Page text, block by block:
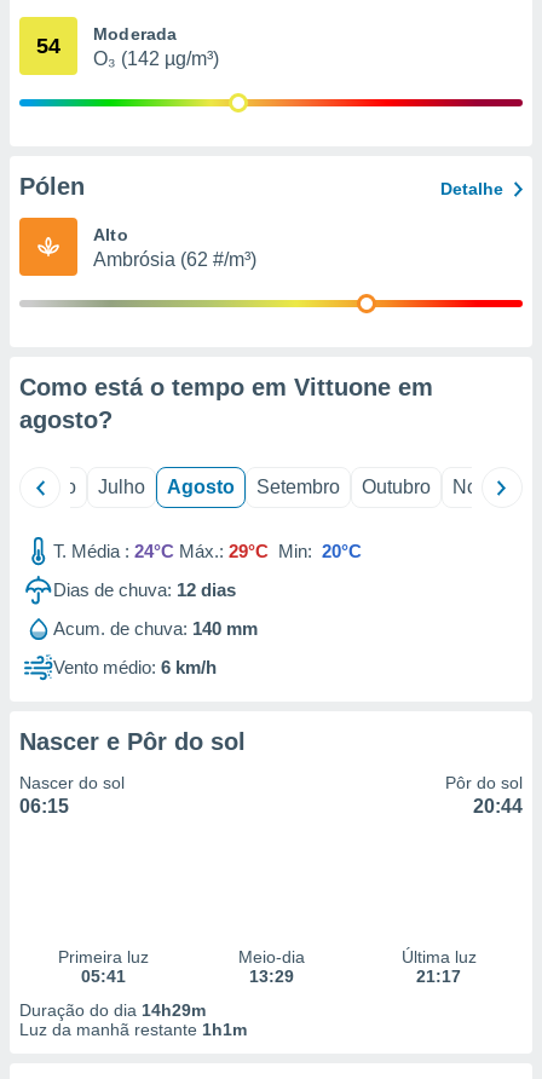
através
estudos
1199
54 Moderada
O₃ (142 µg/m³)
Pólen Detalhe
Alto
Ambrósia (62 #/m³)
Como está o tempo em Vittuone em
agosto?
Junho Julho Agosto Setembro Outubro Novembro
T. Média : 24°C Máx.: 29°C Min: 20°C
Dias de chuva: 12 dias
Acum. de chuva: 140 mm
Vento médio: 6 km/h
Nascer e Pôr do sol
Nascer do sol
06:15
Pôr do sol
20:44
Primeira luz
05:41
Meio-dia
13:29
Última luz
21:17
Duração do dia 14h29m
Luz da manhã restante 1h1m